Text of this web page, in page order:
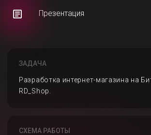
Презентация
ЗАДАЧА
Разработка интернет-магазина на
RD_Shop.
СХЕМА РАБОТЫ